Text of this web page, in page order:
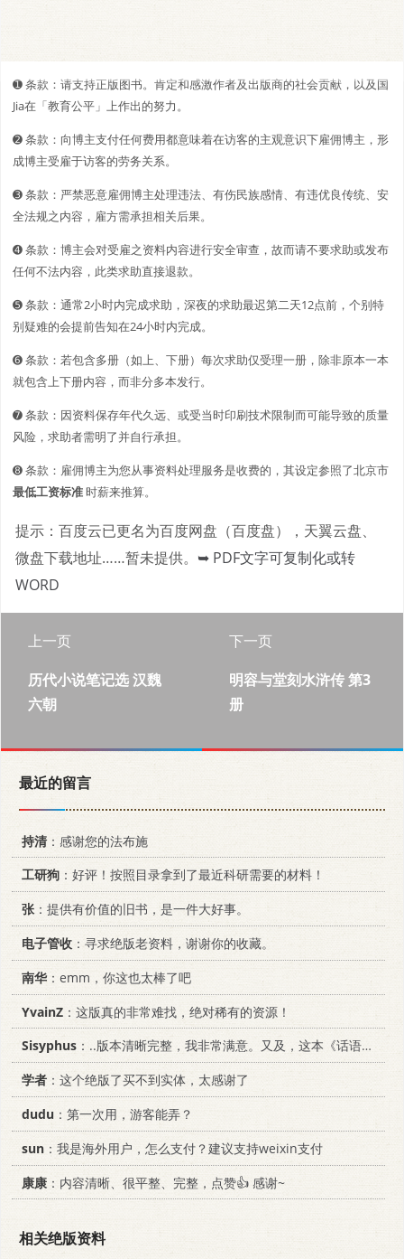
➊️ 条款：请支持正版图书。肯定和感激作者及出版商的社会贡献，以及国
Jia在「教育公平」上作出的努力。
➋️️ 条款：向博主支付任何费用都意味着在访客的主观意识下雇佣博主，形
成博主受雇于访客的劳务关系。
➌ 条款：严禁恶意雇佣博主处理违法、有伤民族感情、有违优良传统、安
全法规之内容，雇方需承担相关后果。
➍ 条款：博主会对受雇之资料内容进行安全审查，故而请不要求助或发布
任何不法内容，此类求助直接退款。
➎ 条款：通常2小时内完成求助，深夜的求助最迟第二天12点前，个别特
别疑难的会提前告知在24小时内完成。
➏ 条款：若包含多册（如上、下册）每次求助仅受理一册，除非原本一本
就包含上下册内容，而非分多本发行。
➐ 条款：因资料保存年代久远、或受当时印刷技术限制而可能导致的质量
风险，求助者需明了并自行承担。
➑ 条款：雇佣博主为您从事资料处理服务是收费的，其设定参照了北京市
最低工资标准时薪来推算。
提示：百度云已更名为百度网盘（百度盘），天翼云盘、
微盘下载地址……暂未提供。 ➥ PDF文字可复制化或转
WORD
上一页
历代小说笔记选 汉魏
六朝
下一页
明容与堂刻水浒传 第3
册
最近的留言
持清：感谢您的法布施
工研狗 ：好评！按照目录拿到了最近科研需要的材料！
张：提供有价值的旧书，是一件大好事。
电子管收 ：寻求绝版老资料，谢谢你的收藏。
南华：emm，你这也太棒了吧
YvainZ ：这版真的非常难找，绝对稀有的资源！
Sisyphus ：..版本清晰完整，我非常满意。又及，这本《话语的真相》...
学者 ：这个绝版了买不到实体，太感谢了
dudu ：第一次用，游客能弄？
sun ：我是海外用户，怎么支付？建议支持weixin支付
康康 ：内容清晰、很平整、完整，点赞👍 感谢~
相关绝版资料